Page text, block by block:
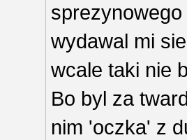
wydawal mi
wcale taki nie
Bo byl za
nim 'oczka' z